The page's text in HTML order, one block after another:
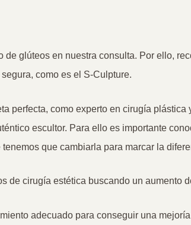
glúteos en nuestra consulta. Por ello,
como es el S-Culpture.
perfecta, como experto en cirugía
escultor. Para ello es importante
que cambiarla para marcar la
de cirugía estética buscando un aumento
adecuado para conseguir una